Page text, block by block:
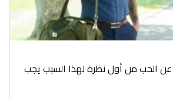
عن الحب من أول نظرة لهذا السبب يجب